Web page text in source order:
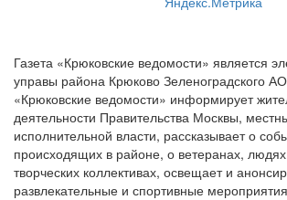
Газета «Крюковские ведомости» является
управы района Крюково Зеленоградского
«Крюковские ведомости» информирует
деятельности Правительства Москвы,
исполнительной власти, рассказывает о
происходящих в районе, о ветеранах,
творческих коллективах, освещает и
развлекательные и спортивные